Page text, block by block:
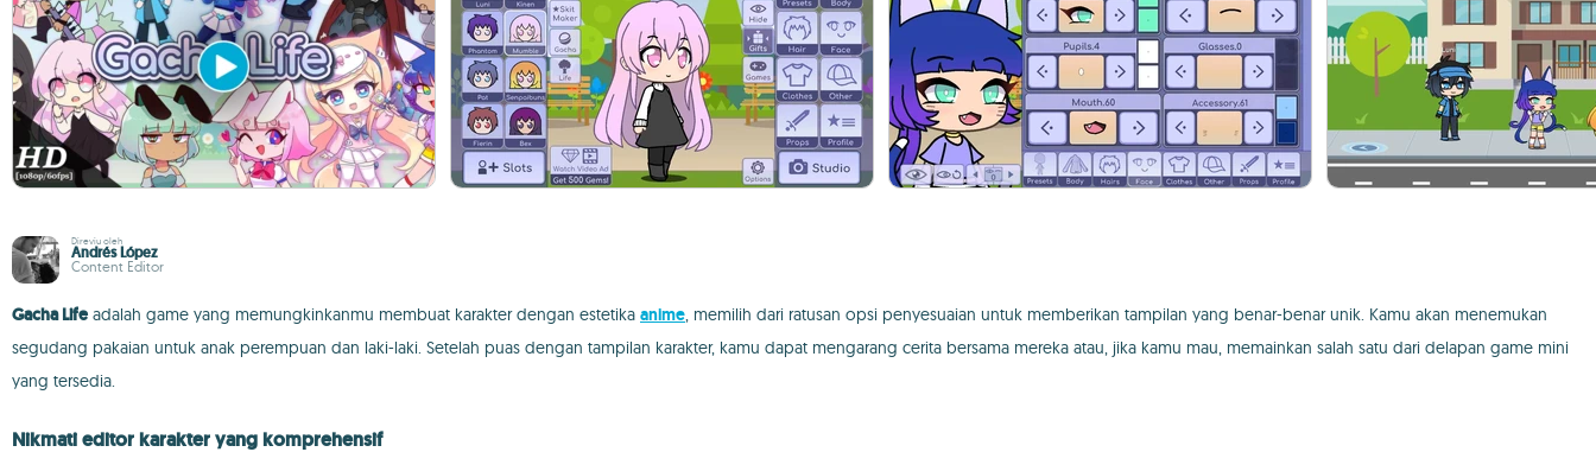
Direviu oleh
Andrés López
Content Editor
Gacha Life adalah game yang memungkinkanmu membuat karakter dengan estetika anime, memilih dari ratusan opsi penyesuaian untuk memberikan tampilan yang benar-benar unik. Kamu akan menemukan
segudang pakaian untuk anak perempuan dan laki-laki. Setelah puas dengan tampilan karakter, kamu dapat mengarang cerita bersama mereka atau, jika kamu mau, memainkan salah satu dari delapan game mini
yang tersedia.
Nikmati editor karakter yang komprehensif